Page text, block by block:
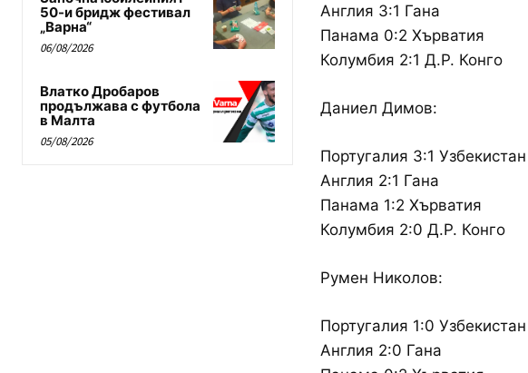
50-и бридж фестивал
„Варна“
06/08/2026
Влатко Дробаров
продължава с футбола
в Малта
05/08/2026
Англия 3:1 Гана
Панама 0:2 Хърватия
Колумбия 2:1 Д.Р. Конго
Даниел Димов:
Португалия 3:1 Узбекистан
Англия 2:1 Гана
Панама 1:2 Хърватия
Колумбия 2:0 Д.Р. Конго
Румен Николов:
Португалия 1:0 Узбекистан
Англия 2:0 Гана